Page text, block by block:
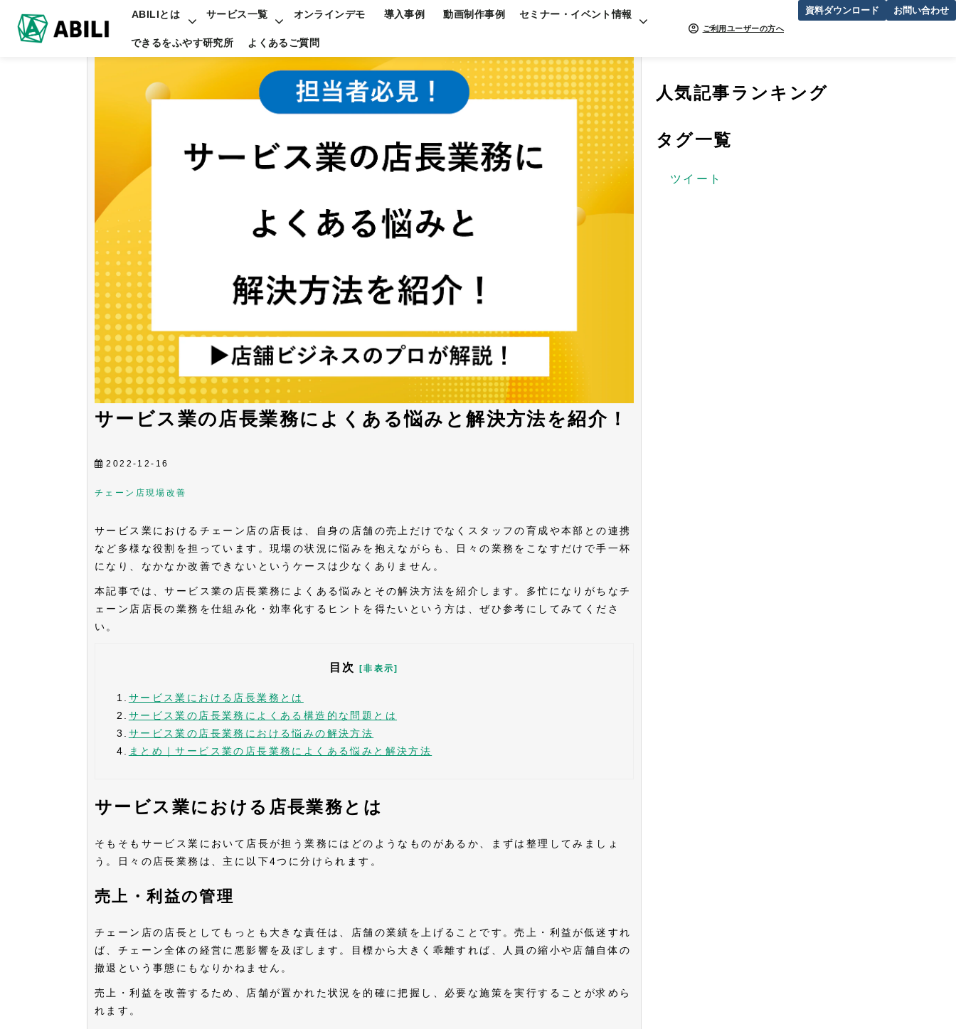
ABILIとは サービス一覧 オンラインデモ 導入事例 動画制作事例 セミナー・イベント情報
できるをふやす研究所 よくあるご質問
ご利用ユーザーの方へ
資料ダウンロード お問い合わせ
サービス業の店長業務によくある悩みと解決方法を紹介！
2022-12-16
チェーン店現場改善
サービス業におけるチェーン店の店長は、自身の店舗の売上だけでなくスタッフの育成や本部との連携
など多様な役割を担っています。現場の状況に悩みを抱えながらも、日々の業務をこなすだけで手一杯
になり、なかなか改善できないというケースは少なくありません。
本記事では、サービス業の店長業務によくある悩みとその解決方法を紹介します。多忙になりがちなチ
ェーン店店長の業務を仕組み化・効率化するヒントを得たいという方は、ぜひ参考にしてみてくださ
い。
目次 [非表示]
1. サービス業における店長業務とは
2. サービス業の店長業務によくある構造的な問題とは
3. サービス業の店長業務における悩みの解決方法
4.
まとめ｜サービス業の店長業務によくある悩みと解決方法
サービス業における店長業務とは
そもそもサービス業において店長が担う業務にはどのようなものがあるか、まずは整理してみましょ
う。日々の店長業務は、主に以下4つに分けられます。
売上・利益の管理
チェーン店の店長としてもっとも大きな責任は、店舗の業績を上げることです。売上・利益が低迷すれ
ば、チェーン全体の経営に悪影響を及ぼします。目標から大きく乖離すれば、人員の縮小や店舗自体の
撤退という事態にもなりかねません。
売上・利益を改善するため、店舗が置かれた状況を的確に把握し、必要な施策を実行することが求めら
れます。
人気記事ランキング
タグ一覧
ツイート